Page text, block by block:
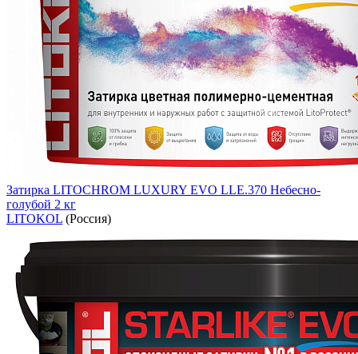
Затирка LITOCHROM LUXURY EVO LLE.370 Небесно-
голубой 2 кг
LITOKOL (Россия)